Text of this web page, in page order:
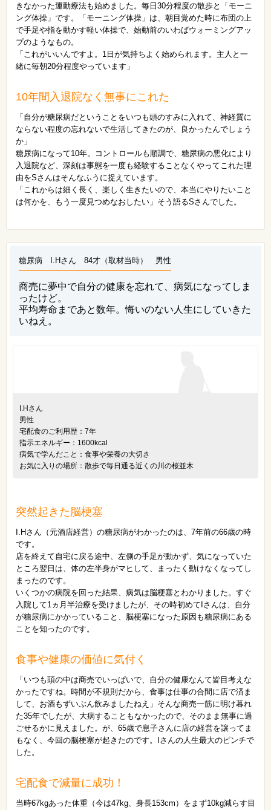
きなかった運動療法も始めました。毎日30分程度の散歩と「モーニ
ング体操」です。「モーニング体操」は、朝目覚めた時に布団の上
で手足や指を動かす軽い体操で、始動前のいわばウォーミングアッ
プのようなもの。
「これがいいんですよ。1日が気持ちよく始められます。主人と一
緒に毎朝20分程度やっています」
10年間入退院なく無事にこれた
「自分が糖尿病だということをいつも頭のすみに入れて、神経質に
ならない程度の忘れないで生活してきたのが、良かったんでしょう
か」
糖尿病になって10年。コントロールも順調で、糖尿病の悪化により
入退院など、深刻は事態を一度も経験することなくやってこれた理
由をSさんはそんなふうに捉えています。
「これからは細く長く、楽しく生きたいので、本当にやりたいこと
は何かを、もう一度見つめなおしたい」そう語るSさんでした。
糖尿病 I.Hさん 84才（取材当時） 男性
商売に夢中で自分の健康を忘れて、病気になってしま
ったけど。
平均寿命まであと数年。悔いのない人生にしていきた
いねえ。
I.Hさん
男性
宅配食のご利用歴：7年
指示エネルギー：1600kcal
病気で学んだこと：食事や栄養の大切さ
お気に入りの場所：散歩で毎日通る近くの川の桜並木
突然起きた脳梗塞
I.Hさん（元酒店経営）の糖尿病がわかったのは、7年前の66歳の時
です。
店を終えて自宅に戻る途中、左側の手足が動かず、気になっていた
ところ翌日は、体の左半身がマヒして、まったく動けなくなってし
まったのです。
いくつかの病院を回った結果、病気は脳梗塞とわかりました。すぐ
入院して1ヵ月半治療を受けましたが、その時初めてIさんは、自分
が糖尿病にかかっていること、脳梗塞になった原因も糖尿病にある
ことを知ったのです。
食事や健康の価値に気付く
「いつも頭の中は商売でいっぱいで、自分の健康なんて皆目考えな
かったですね。時間が不規則だから、食事は仕事の合間に店で済ま
して、お酒もずいぶん飲みましたねえ」そんな商売一筋に明け暮れ
た35年でしたが、大病することもなかったので、そのまま無事に過
ごせるかに見えました。が、65歳で息子さんに店の経営を譲ってま
もなく、今回の脳梗塞が起きたのです。Iさんの人生最大のピンチで
した。
宅配食で減量に成功！
当時67kgあった体重（今は47kg、身長153cm）をまず10kg減らす目